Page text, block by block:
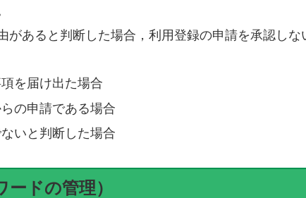
があると判断した場合，利用登録の申請を承認し
を届け出た場合
の申請である場合
いと判断した場合
ドの管理）